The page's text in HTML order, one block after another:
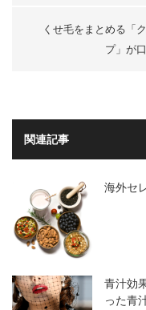
くせ毛をまとめる「
プ」が
関連記事
海外セ
青汁効
った青